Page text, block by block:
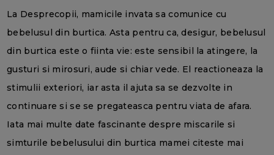
La Desprecopii, mamicile invata sa comunice cu
bebelusul din burtica. Asta pentru ca, desigur, bebelusul
din burtica este o fiinta vie: este sensibil la atingere, la
gusturi si mirosuri, aude si chiar vede. El reactioneaza la
stimulii exteriori, iar asta il ajuta sa se dezvolte in
continuare si se se pregateasca pentru viata de afara.
Iata mai multe date fascinante despre miscarile si
simturile bebelusului din burtica mamei citeste mai